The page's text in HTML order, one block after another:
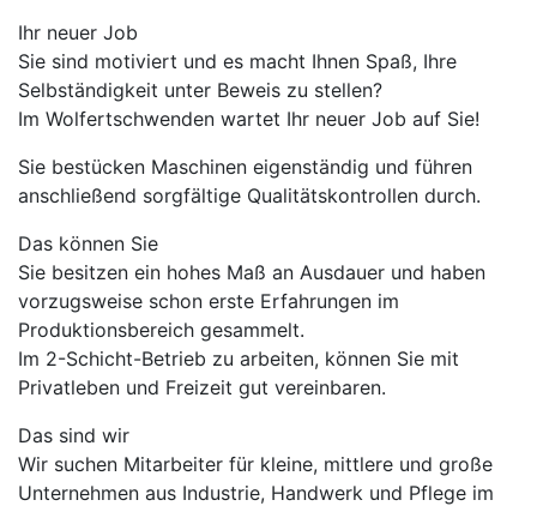
Ihr neuer Job
Sie sind motiviert und es macht Ihnen Spaß, Ihre
Selbständigkeit unter Beweis zu stellen?
Im Wolfertschwenden wartet Ihr neuer Job auf Sie!
Sie bestücken Maschinen eigenständig und führen
anschließend sorgfältige Qualitätskontrollen durch.
Das können Sie
Sie besitzen ein hohes Maß an Ausdauer und haben
vorzugsweise schon erste Erfahrungen im
Produktionsbereich gesammelt.
Im 2-Schicht-Betrieb zu arbeiten, können Sie mit
Privatleben und Freizeit gut vereinbaren.
Das sind wir
Wir suchen Mitarbeiter für kleine, mittlere und große
Unternehmen aus Industrie, Handwerk und Pflege im